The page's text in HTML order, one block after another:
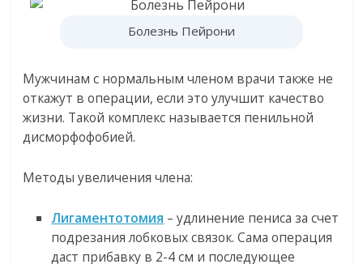
Болезнь Пейрони
Мужчинам с нормальным членом врачи также не
откажут в операции, если это улучшит качество
жизни. Такой комплекс называется пенильной
дисморфофобией.
Методы увеличения члена:
Лигаментотомия – удлинение пениса за счет
подрезания лобковых связок. Сама операция
даст прибавку в 2-4 см и последующее